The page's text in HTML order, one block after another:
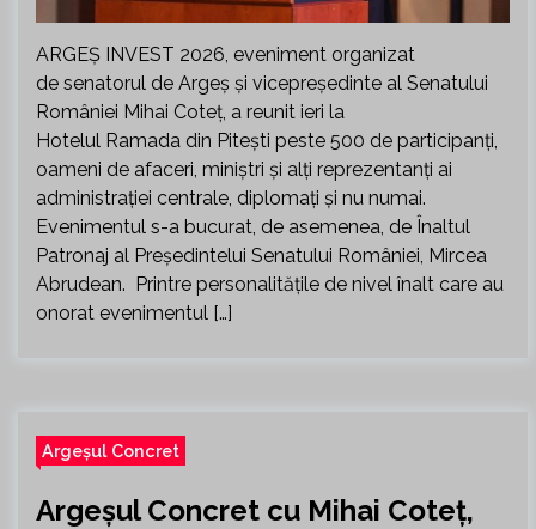
ARGEȘ INVEST 2026, eveniment organizat
de senatorul de Argeș și vicepreședinte al Senatului
României Mihai Coteț, a reunit ieri la
Hotelul Ramada din Pitești peste 500 de participanți,
oameni de afaceri, miniștri și alți reprezentanți ai
administrației centrale, diplomați și nu numai.
Evenimentul s-a bucurat, de asemenea, de Înaltul
Patronaj al Președintelui Senatului României, Mircea
Abrudean. Printre personalitățile de nivel înalt care au
onorat evenimentul […]
Argeșul Concret
Argeșul Concret cu Mihai Coteț,